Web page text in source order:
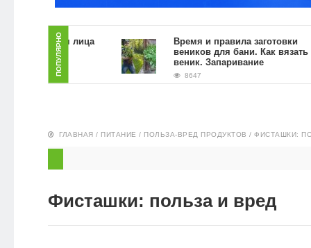
КРАСОТА И
ПИТАНИЕ
НОВОСТИ
ПОПУЛЯРНО
для лица
Время и правила заготовки
веников для бани. Как вязать
веник. Запаривание
8647
ГЛАВНАЯ / ПИТАНИЕ / ПОЛЬЗА-ВРЕД ПРОДУКТОВ /ФИСТАШКИ:
Фисташки: польза и вред